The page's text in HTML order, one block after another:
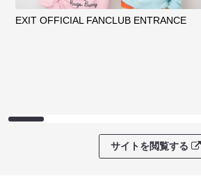
EXIT OFFICIAL FANCLUB ENTRANCE
サイトを閲覧する